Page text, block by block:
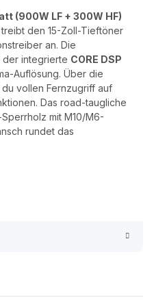
(900W LF + 300W HF)
treibt den 15-Zoll-Tieftöner
an. Die
der integrierte CORE DSP
Auflösung. Über die
du vollen Fernzugriff auf
Das road-taugliche
mit M10/M6-
rundet das